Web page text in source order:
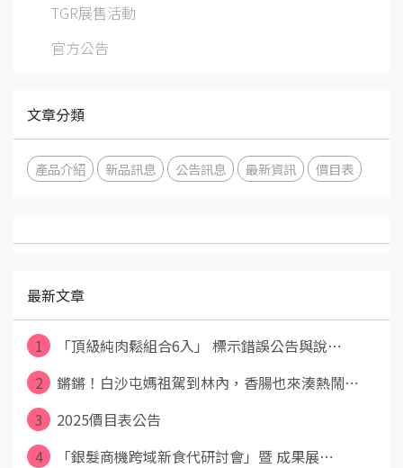
TGR展售活動
官方公告
文章分類
產品介紹 新品訊息 公告訊息 最新資訊 價目表
最新文章
1
「頂級純肉鬆組合6入」 標示錯誤公告與說⋯
2
鏘鏘！白沙屯媽祖駕到林內，香腸也來湊熱鬧⋯
3
2025價目表公告
4
「銀髮商機跨域新食代研討會」暨 成果展⋯